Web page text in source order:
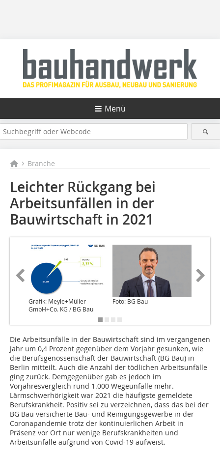
Menü
Branche
Leichter Rückgang bei
Arbeitsunfällen in der
Bauwirtschaft in 2021
Grafik: Meyle+Müller
GmbH+Co. KG / BG Bau
Foto: BG Bau
Die Arbeitsunfälle in der Bauwirtschaft sind im vergangenen
Jahr um 0,4 Prozent gegenüber dem Vorjahr gesunken, wie
die Berufsgenossenschaft der Bauwirtschaft (BG Bau) in
Berlin mitteilt. Auch die Anzahl der tödlichen Arbeitsunfälle
ging zurück. Demgegenüber gab es jedoch im
Vorjahresvergleich rund 1.000 Wegeunfälle mehr.
Lärmschwerhörigkeit war 2021 die häufigste gemeldete
Berufskrankheit. Positiv sei zu verzeichnen, dass das bei der
BG Bau versicherte Bau- und Reinigungsgewerbe in der
Coronapandemie trotz der kontinuierlichen Arbeit in
Präsenz vor Ort nur wenige Berufskrankheiten und
Arbeitsunfälle aufgrund von Covid-19 aufweist.